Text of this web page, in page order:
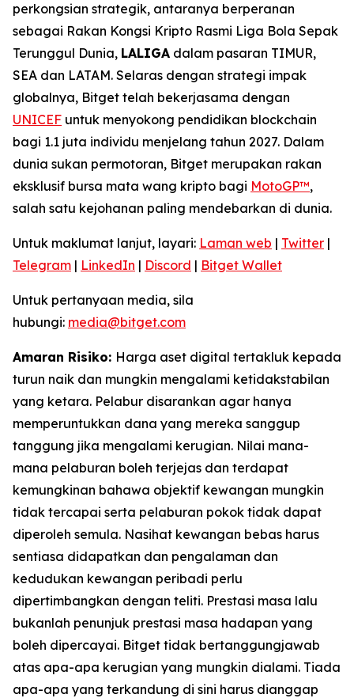
perkongsian strategik, antaranya berperanan
sebagai Rakan Kongsi Kripto Rasmi Liga Bola Sepak
Terunggul Dunia, LALIGA dalam pasaran TIMUR,
SEA dan LATAM. Selaras dengan strategi impak
globalnya, Bitget telah bekerjasama dengan
UNICEF untuk menyokong pendidikan blockchain
bagi 1.1 juta individu menjelang tahun 2027. Dalam
dunia sukan permotoran, Bitget merupakan rakan
eksklusif bursa mata wang kripto bagi MotoGP™,
salah satu kejohanan paling mendebarkan di dunia.
Untuk maklumat lanjut, layari: Laman web | Twitter |
Telegram | LinkedIn | Discord | Bitget Wallet
Untuk pertanyaan media, sila
hubungi: media@bitget.com
Amaran Risiko: Harga aset digital tertakluk kepada
turun naik dan mungkin mengalami ketidakstabilan
yang ketara. Pelabur disarankan agar hanya
memperuntukkan dana yang mereka sanggup
tanggung jika mengalami kerugian. Nilai mana-
mana pelaburan boleh terjejas dan terdapat
kemungkinan bahawa objektif kewangan mungkin
tidak tercapai serta pelaburan pokok tidak dapat
diperoleh semula. Nasihat kewangan bebas harus
sentiasa didapatkan dan pengalaman dan
kedudukan kewangan peribadi perlu
dipertimbangkan dengan teliti. Prestasi masa lalu
bukanlah penunjuk prestasi masa hadapan yang
boleh dipercayai. Bitget tidak bertanggungjawab
atas apa-apa kerugian yang mungkin dialami. Tiada
apa-apa yang terkandung di sini harus dianggap